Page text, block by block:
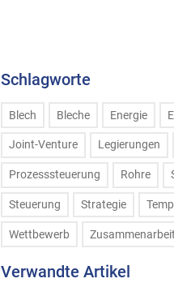
Schlagworte
Blech Bleche Energie
Joint-Venture Legierungen
Prozesssteuerung Rohre
Steuerung Strategie
Wettbewerb Zusammenarbeit
Verwandte Artikel